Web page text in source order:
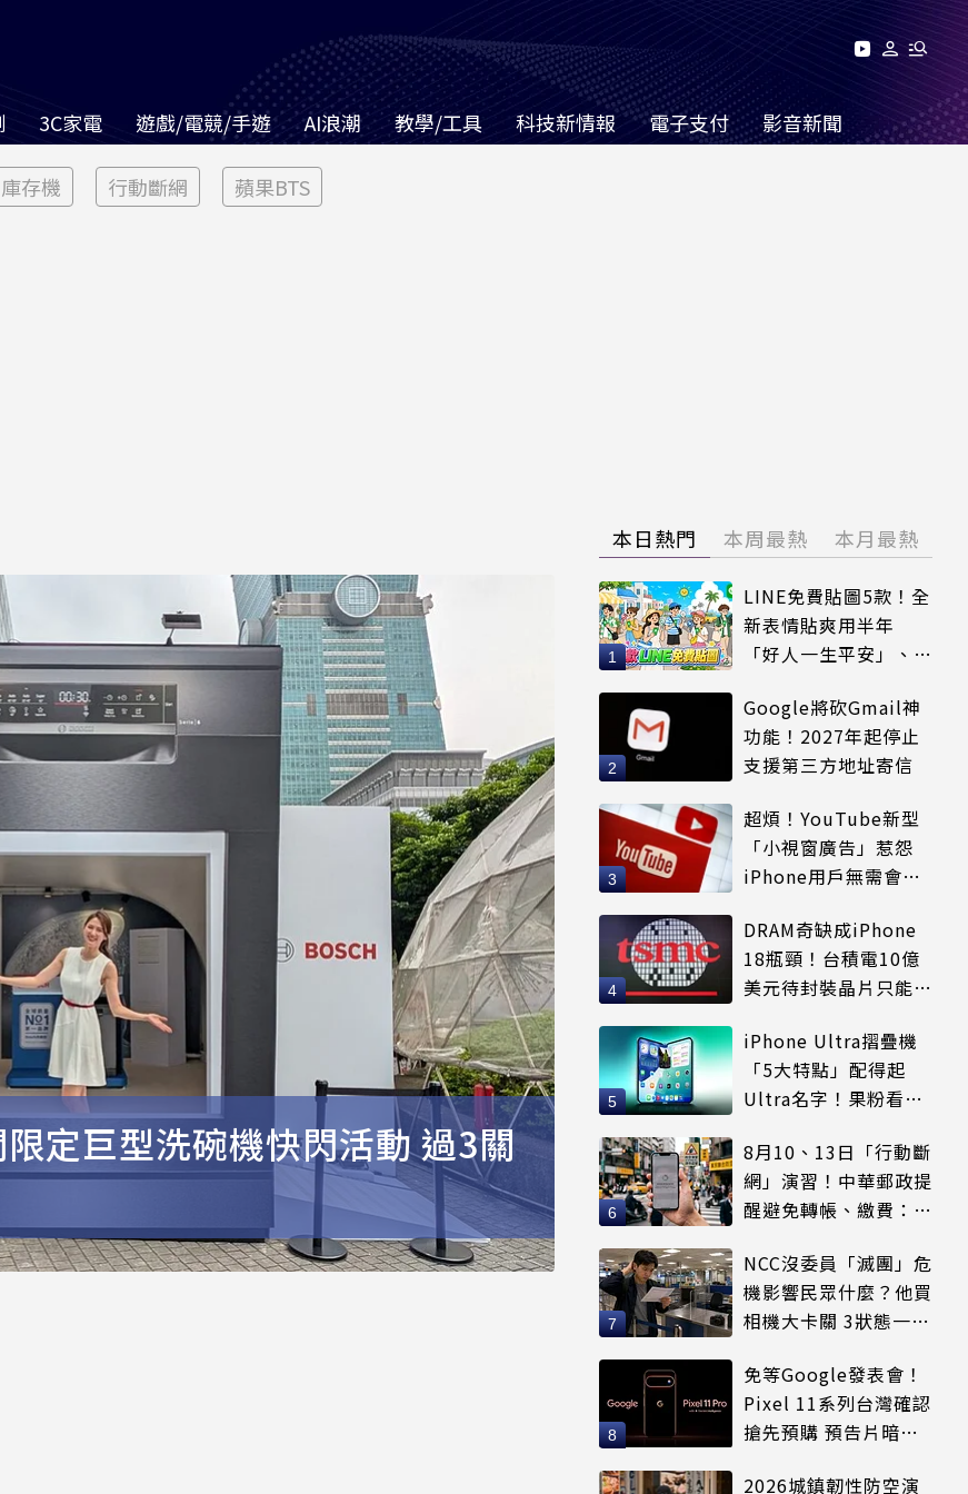
3C家電 遊戲/電競/手遊 AI浪潮 教學/工具 科技新情報 電子支付 影音新聞
庫存機 行動斷網 蘋果BTS
定巨型洗碗機快閃活動 過3關
本日熱門 本周最熱 本月最熱
LINE免費貼圖5款！全
新表情貼爽用半年
「好人一生平安」、
Google將砍Gmail神
功能！2027年起停止
支援第三方地址寄信
超煩！YouTube新型
「小視窗廣告」惹怨
iPhone用戶無需會員
DRAM奇缺成iPhone
18瓶頸！台積電10億
美元待封裝晶片只能枯
iPhone Ultra摺疊機
「5大特點」配得起
Ultra名字！果粉看完
8月10、13日「行動斷
網」演習！中華郵政提
醒避免轉帳、繳費：務
NCC沒委員「滅團」危
機影響民眾什麼？他買
相機大卡關 3狀態一同
免等Google發表會！
Pixel 11系列台灣確認
搶先預購 預告片暗示
2026城鎮韌性防空演